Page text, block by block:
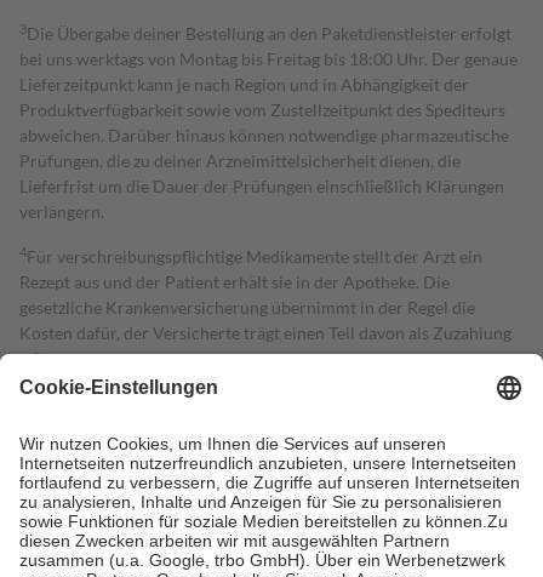
3Die Übergabe deiner Bestellung an den Paketdienstleister erfolgt
bei uns werktags von Montag bis Freitag bis 18:00 Uhr. Der genaue
Lieferzeitpunkt kann je nach Region und in Abhängigkeit der
Produktverfügbarkeit sowie vom Zustellzeitpunkt des Spediteurs
abweichen. Darüber hinaus können notwendige pharmazeutische
Prüfungen, die zu deiner Arzneimittelsicherheit dienen, die
Lieferfrist um die Dauer der Prüfungen einschließlich Klärungen
verlängern.
4Für verschreibungspflichtige Medikamente stellt der Arzt ein
Rezept aus und der Patient erhält sie in der Apotheke. Die
gesetzliche Krankenversicherung übernimmt in der Regel die
Kosten dafür, der Versicherte trägt einen Teil davon als Zuzahlung
mit.
Grundsätzlich leisten Mitglieder Zuzahlungen in Höhe von zehn
höchstens zehn Euro.
Es sind jedoch nie mehr als die tatsächlichen
Kosten der Leistung zu entrichten.
Diese Regeln gelten grundsätzlich auch für Online-Apotheken.
Bei Heilmitteln und häuslicher Krankenpflege beträgt die
Zuzahlung zehn Prozent der Kosten sowie zehn Euro je
Verordnung.